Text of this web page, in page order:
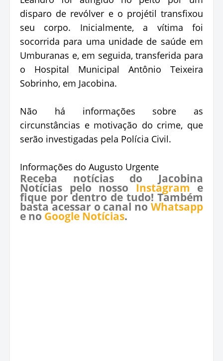
disparo de revólver e o projétil transfixou
seu corpo. Inicialmente, a vítima foi
socorrida para uma unidade de saúde em
Umburanas e, em seguida, transferida para
o Hospital Municipal Antônio Teixeira
Sobrinho, em Jacobina.
Não há informações sobre as
circunstâncias e motivação do crime, que
serão investigadas pela Polícia Civil.
Informações do Augusto Urgente
Receba notícias do Jacobina
Notícias pelo nosso Instagram e
fique por dentro de tudo! Também
basta acessar o canal no Whatsapp
e no Google Notícias.